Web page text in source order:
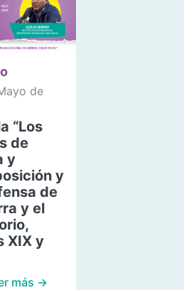
de
“Los
de
y
y
de
y el
XIX y
más →